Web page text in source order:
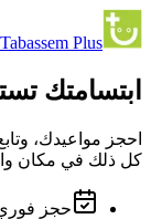
Tabassem Plus
ابتسامتك
احجز مواعيدك،
كل ذلك في مكان
حجز فوري